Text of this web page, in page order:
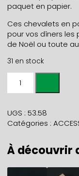
paquet en papier.
Ces chevalets en
pour vos dîners les
de Noël ou toute
31 en stock
12
MARQUE-
imprimés
UGS : 53.58
Catégories :
À découvrir